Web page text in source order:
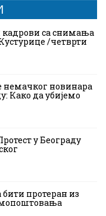
са снимања
/четврти
немачког новинара
Како да убијемо
у Београду
протеран из